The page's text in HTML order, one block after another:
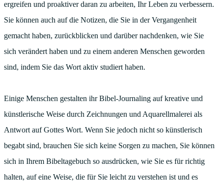
ergreifen und proaktiver daran zu arbeiten, Ihr Leben zu verbessern.
Sie können auch auf die Notizen, die Sie in der Vergangenheit
gemacht haben, zurückblicken und darüber nachdenken, wie Sie
sich verändert haben und zu einem anderen Menschen geworden
sind, indem Sie das Wort aktiv studiert haben.
Einige Menschen gestalten ihr Bibel-Journaling auf kreative und
künstlerische Weise durch Zeichnungen und Aquarellmalerei als
Antwort auf Gottes Wort. Wenn Sie jedoch nicht so künstlerisch
begabt sind, brauchen Sie sich keine Sorgen zu machen, Sie können
sich in Ihrem Bibeltagebuch so ausdrücken, wie Sie es für richtig
halten, auf eine Weise, die für Sie leicht zu verstehen ist und es